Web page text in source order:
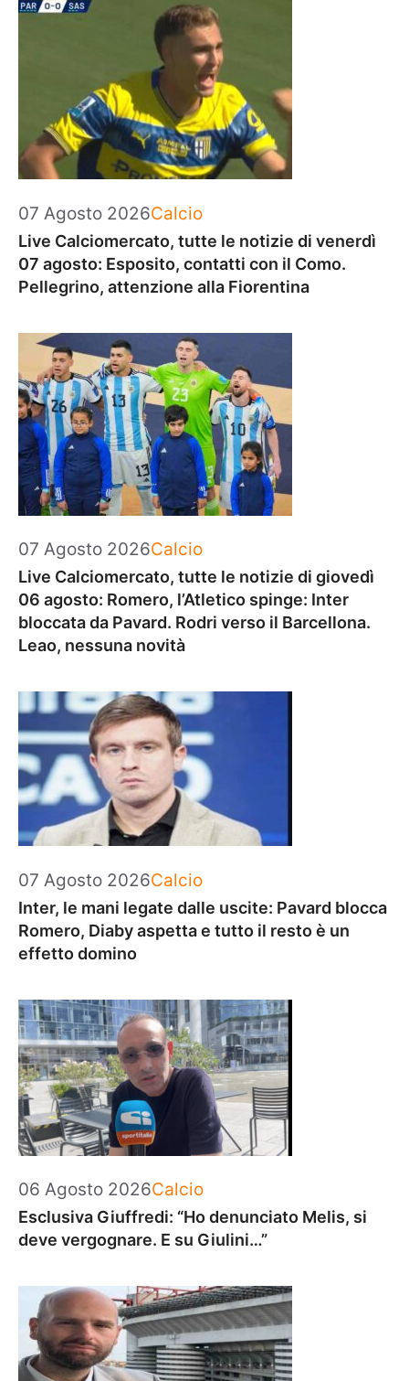
07 Agosto 2026Categorie
Calcio
Live Calciomercato, tutte le notizie di venerdì
07 agosto: Esposito, contatti con il Como.
Pellegrino, attenzione alla Fiorentina
07 Agosto 2026Categorie
Calcio
Live Calciomercato, tutte le notizie di giovedì
06 agosto: Romero, l’Atletico spinge: Inter
bloccata da Pavard. Rodri verso il Barcellona.
Leao, nessuna novità
07 Agosto 2026Categorie
Calcio
Inter, le mani legate dalle uscite: Pavard blocca
Romero, Diaby aspetta e tutto il resto è un
effetto domino
06 Agosto 2026Categorie
Calcio
Esclusiva Giuffredi: “Ho denunciato Melis, si
deve vergognare. E su Giulini…”